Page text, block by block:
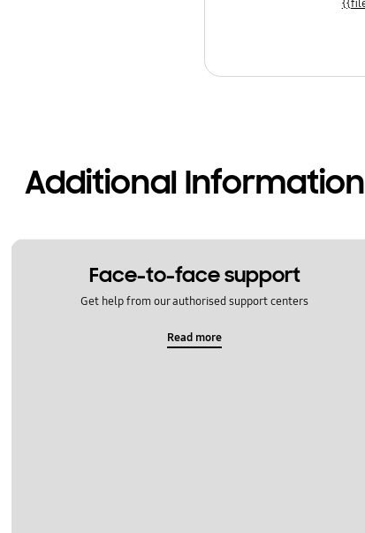
Additional Information
Face-to-face support
Get help from our authorised support centers
Read more